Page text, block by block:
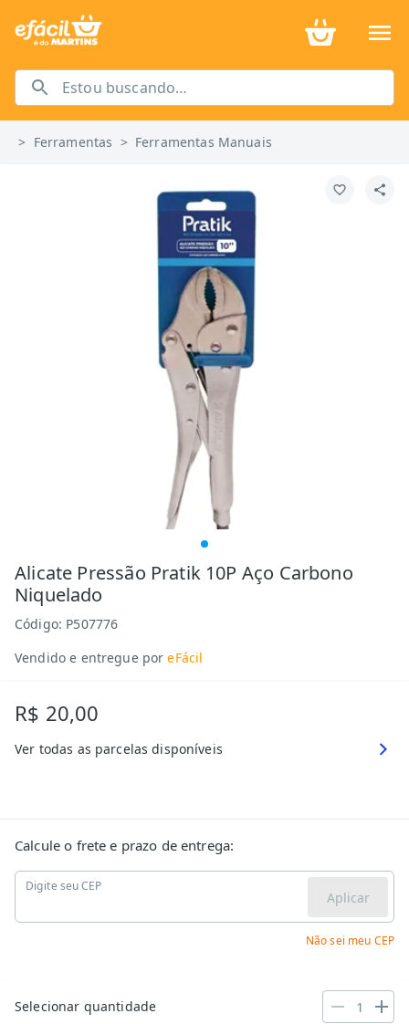
> Ferramentas > Ferramentas Manuais
Alicate Pressão Pratik 10P Aço Carbono
Niquelado
Código: P507776
Vendido e entregue por eFácil
R$ 20,00
Ver todas as parcelas disponíveis
Calcule o frete e prazo de entrega:
Digite seu CEP
Aplicar
Não sei meu CEP
Selecionar quantidade